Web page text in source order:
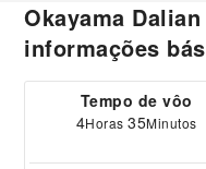
Okayama
informações
Tempo de vôo
4Horas35Minutos